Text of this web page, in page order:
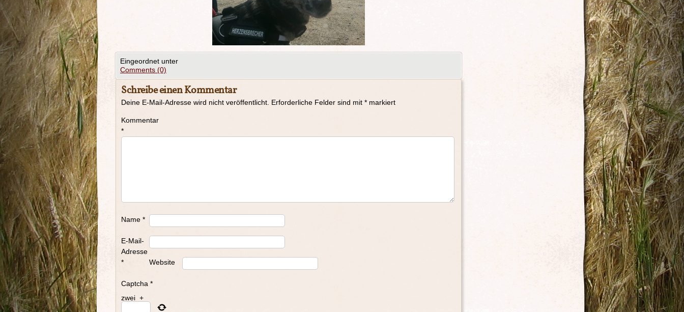
Eingeordnet unter
Comments (0)
Schreibe einen Kommentar
Deine E-Mail-Adresse wird nicht veröffentlicht. Erforderliche Felder sind mit * markiert
Kommentar
*
Name *
E-Mail-
Adresse
*
Website
Captcha *
zwei +